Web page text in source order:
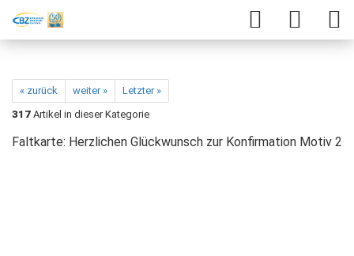
« zurück weiter »
Letzter »
317 Artikel in dieser Kategorie
Faltkarte: Herzlichen Glückwunsch zur Konfirmation Motiv 2